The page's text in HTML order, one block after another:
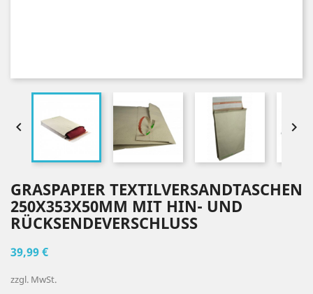
 
GRASPAPIER TEXTILVERSANDTASCHEN
250X353X50MM MIT HIN- UND
RÜCKSENDEVERSCHLUSS
39,99 €
zzgl. MwSt.